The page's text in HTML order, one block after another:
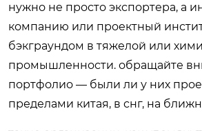
нужно не просто экспортера, а
компанию или проектный
бэкграундом в тяжелой или
промышленности. обращайте
портфолио — были ли у них
пределами китая, в снг, на